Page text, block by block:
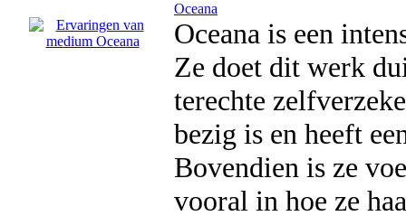
Oceana
Oceana is een
Ze doet dit werk
terechte
bezig is en heeft
Bovendien is ze
vooral in hoe ze